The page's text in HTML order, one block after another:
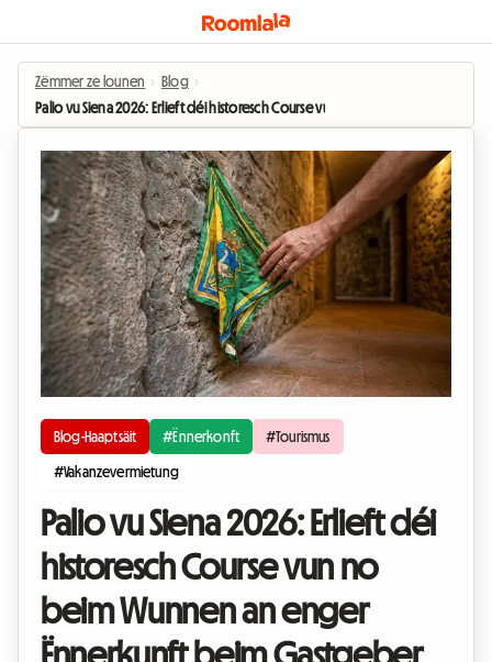
Zëmmer ze lounen › Blog ›
Palio vu Siena 2026: Erlieft déi historesch Course vun no beim Wunnen an
Blog-Haaptsäit #Ënnerkonft #Tourismus
#Vakanzevermietung
Palio vu Siena 2026: Erlieft déi
historesch Course vun no
beim Wunnen an enger